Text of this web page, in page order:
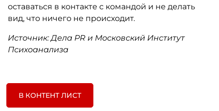
оставаться в контакте с командой и не делать
вид, что ничего не происходит.
Источник: Дела PR и Московский Институт
Психоанализа
В КОНТЕНТ ЛИСТ